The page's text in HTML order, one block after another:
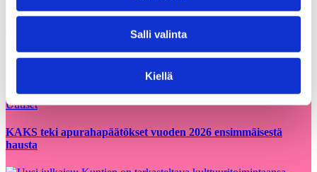
Salli valinta
Kiellä
Etsimme Kunnallisalan kehittämissäätiölle
12.06.2026
Uutiset
KAKS teki apurahapäätökset vuoden 2026 ensimmäisestä
hausta